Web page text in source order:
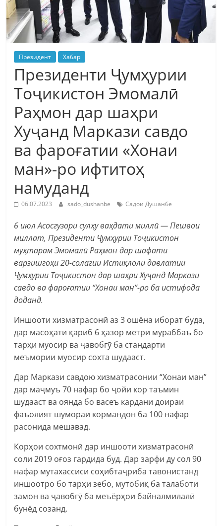
Президент Хабар
Президенти Ҷумҳурии
Тоҷикистон Эмомалӣ
Раҳмон дар шаҳри
Хуҷанд Маркази савдо
ва фароғатии «Хонаи
ман»-ро ифтитоҳ
намуданд
06.07.2023 sado_dushanbe Садои Душанбе
6 июл Асосгузори сулҳу ваҳдати миллӣ — Пешвои
миллат, Президенти Ҷумҳурии Тоҷикистон
муҳтарам Эмомалӣ Раҳмон дар шафати
варзишгоҳи 20-солагии Истиқлоли давлатии
Ҷумҳурии Тоҷикистон дар шаҳри Хуҷанд Маркази
савдо ва фароғатии “Хонаи ман”-ро ба истифода
доданд.
Иншооти хизматрасонӣ аз 3 ошёна иборат буда,
дар масоҳати қариб 6 ҳазор метри мураббаъ бо
тарҳи муосир ва ҷавобгӯ ба стандарти
меъмории муосир сохта шудааст.
Дар Маркази савдою хизматрасонии “Хонаи ман”
дар маҷмуъ 70 нафар бо ҷойи кор таъмин
шудааст ва оянда бо васеъ кардани доираи
фаъолият шумораи кормандон ба 100 нафар
расонида мешавад.
Корҳои сохтмонӣ дар иншооти хизматрасонӣ
соли 2019 оғоз гардида буд. Дар зарфи ду сол 90
нафар мутахассиси соҳибтаҷриба тавонистанд
иншоотро бо тарҳи зебо, мутобиқ ба талаботи
замон ва ҷавобгӯ ба меъёрҳои байналмилалӣ
бунёд созанд.